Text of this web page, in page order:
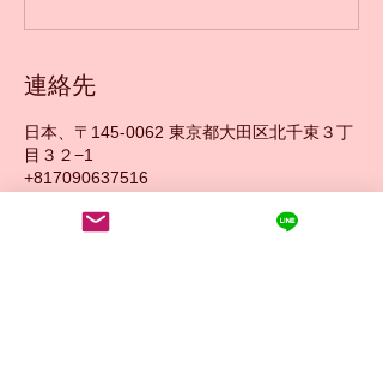
連絡先
日本、〒145-0062 東京都大田区北千束３丁
目３２−1
+817090637516